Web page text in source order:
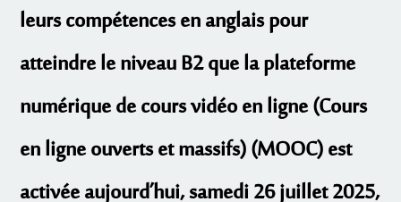
leurs compétences en anglais pour
atteindre le niveau B2 que la plateforme
numérique de cours vidéo en ligne (Cours
en ligne ouverts et massifs) (MOOC) est
activée aujourd’hui, samedi 26 juillet 2025,